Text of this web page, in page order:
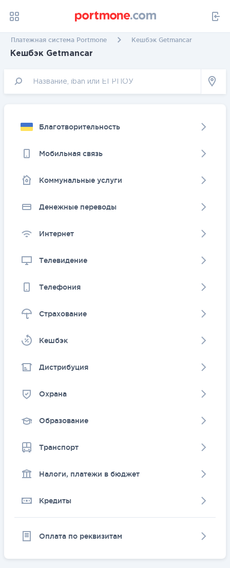
Платежная система Portmone Кешбэк Getmancar
Кешбэк Getmancar
Благотворительность
Мобильная связь
Коммунальные услуги
Денежные переводы
Интернет
Телевидение
Телефония
Страхование
Kешбэк
Дистрибуция
Охрана
Образование
Транспорт
Налоги, платежи в бюджет
Кредиты
Оплата по реквизитам